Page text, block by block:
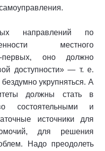
направлений по
местного
первых, оно должно
доступности» — т. е.
укрупняться. А
должны стать в
состоятельными и
источники для
для решения
Надо преодолеть